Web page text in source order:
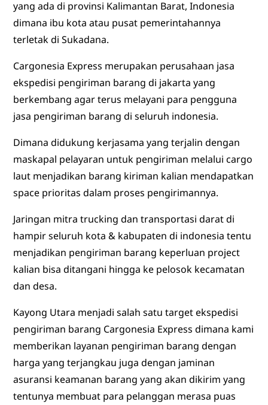
yang ada di provinsi Kalimantan Barat, Indonesia
dimana ibu kota atau pusat pemerintahannya
terletak di Sukadana.
Cargonesia Express merupakan perusahaan jasa
ekspedisi pengiriman barang di jakarta yang
berkembang agar terus melayani para pengguna
jasa pengiriman barang di seluruh indonesia.
Dimana didukung kerjasama yang terjalin dengan
maskapal pelayaran untuk pengiriman melalui cargo
laut menjadikan barang kiriman kalian mendapatkan
space prioritas dalam proses pengirimannya.
Jaringan mitra trucking dan transportasi darat di
hampir seluruh kota & kabupaten di indonesia tentu
menjadikan pengiriman barang keperluan project
kalian bisa ditangani hingga ke pelosok kecamatan
dan desa.
Kayong Utara menjadi salah satu target ekspedisi
pengiriman barang Cargonesia Express dimana kami
memberikan layanan pengiriman barang dengan
harga yang terjangkau juga dengan jaminan
asuransi keamanan barang yang akan dikirim yang
tentunya membuat para pelanggan merasa puas